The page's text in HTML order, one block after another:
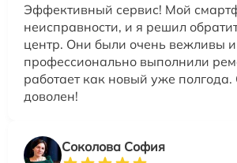
Эффективный сервис! Мой
неисправности, и я решил
центр. Они были очень вежливы и
профессионально выполнили
работает как новый уже полгода.
доволен!
Соколова София